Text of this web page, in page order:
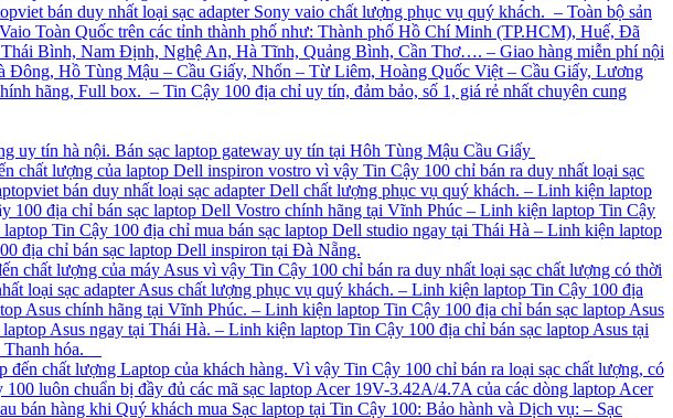
bán duy nhất loại sạc adapter Sony vaio chất lượng phục vụ quý khách. – Toàn bộ sản
Toàn Quốc trên các tỉnh thành phố như: Thành phố Hồ Chí Minh (TP.HCM), Huế, Đã
Bình, Nam Định, Nghệ An, Hà Tĩnh, Quảng Bình, Cần Thơ…. – Giao hàng miễn phí nội
Hồ Tùng Mậu – Cầu Giấy, Nhổn – Từ Liêm, Hoàng Quốc Việt – Cầu Giấy, Lương
hãng, Full box. – Tin Cậy 100 địa chỉ uy tín, đảm bảo, số 1, giá rẻ nhất chuyên cung
uy tín hà nội. Bán sạc laptop gateway uy tín tại Hôh Tùng Mậu Cầu Giấy
chất lượng của laptop Dell inspiron vostro vì vậy Tin Cậy 100 chỉ bán ra duy nhất loại sạc
bán duy nhất loại sạc adapter Dell chất lượng phục vụ quý khách. – Linh kiện laptop
địa chỉ bán sạc laptop Dell Vostro chính hãng tại Vĩnh Phúc – Linh kiện laptop Tin Cậy
Tin Cậy 100 địa chỉ mua bán sạc laptop Dell studio ngay tại Thái Hà – Linh kiện laptop
địa chỉ bán sạc laptop Dell inspiron tại Đà Nẵng.
chất lượng của máy Asus vì vậy Tin Cậy 100 chỉ bán ra duy nhất loại sạc chất lượng có thời
loại sạc adapter Asus chất lượng phục vụ quý khách. – Linh kiện laptop Tin Cậy 100 địa
Asus chính hãng tại Vĩnh Phúc. – Linh kiện laptop Tin Cậy 100 địa chỉ bán sạc laptop Asus
Asus ngay tại Thái Hà. – Linh kiện laptop Tin Cậy 100 địa chỉ bán sạc laptop Asus tại
Thanh hóa.
chất lượng Laptop của khách hàng. Vì vậy Tin Cậy 100 chỉ bán ra loại sạc chất lượng, có
luôn chuẩn bị đầy đủ các mã sạc laptop Acer 19V-3.42A/4.7A của các dòng laptop Acer
hàng khi Quý khách mua Sạc laptop tại Tin Cậy 100: Bảo hành và Dịch vụ: – Sạc